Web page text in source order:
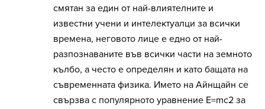
смятан за един от най-влиятелните и
известни учени и интелектуалци за всички
времена, неговото лице е едно от най-
разпознаваните във всички части на земното
кълбо, а често е определян и като бащата на
съвременната физика. Името на Айнщайн се
свързва с популярното уравнение E=mс2 за